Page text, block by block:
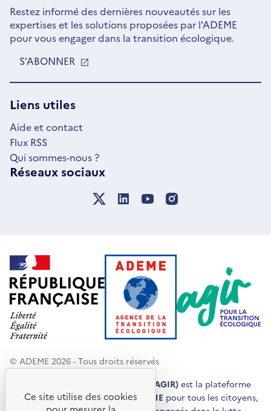
Restez informé des dernières nouveautés sur les
expertises et les solutions proposées par l'ADEME
pour vous engager dans la transition écologique.
S'ABONNER
UNE
Liens utiles
Aide et contact
Flux RSS
Qui sommes-nous ?
Réseaux sociaux
© ADEME 2026 - Tous droits réservés
Agir pour la transition écologique (AGIR) est la plateforme
de conseils et de services de l'ADEME pour tous les citoyens,
Ce site utilise des cookies